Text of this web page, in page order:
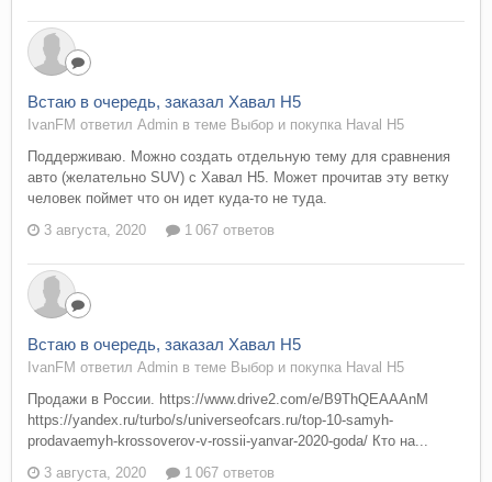
Встаю в очередь, заказал Хавал Н5
IvanFM ответил Admin в теме Выбор и покупка Haval H5
Поддерживаю. Можно создать отдельную тему для сравнения
авто (желательно SUV) с Хавал Н5. Может прочитав эту ветку
человек поймет что он идет куда-то не туда.
3 августа, 2020
1 067 ответов
Встаю в очередь, заказал Хавал Н5
IvanFM ответил Admin в теме Выбор и покупка Haval H5
Продажи в России. https://www.drive2.com/e/B9ThQEAAAnM
https://yandex.ru/turbo/s/universeofcars.ru/top-10-samyh-
prodavaemyh-krossoverov-v-rossii-yanvar-2020-goda/ Кто на...
3 августа, 2020
1 067 ответов